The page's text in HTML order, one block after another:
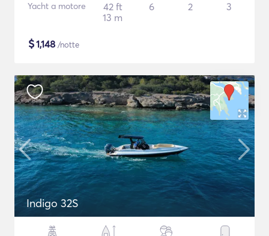
Yacht a motore
42 ft
13 m
6 2 3
$1,148 /notte
Indigo 32S